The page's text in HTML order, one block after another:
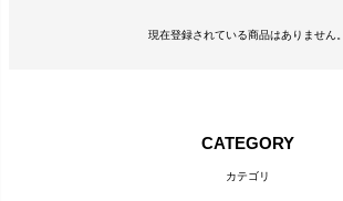
現在登録されている商品はありません。
CATEGORY
カテゴリ